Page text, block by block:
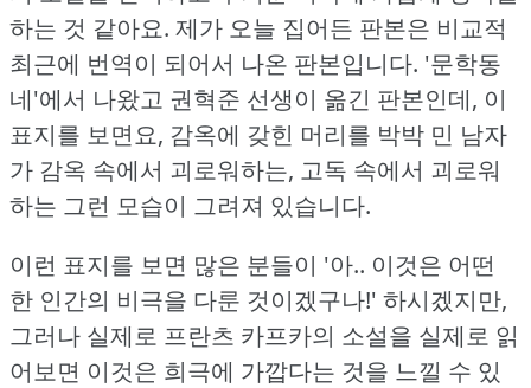
하는 것 같아요. 제가 오늘 집어든 판본은 비교적
최근에 번역이 되어서 나온 판본입니다. '문학동
네'에서 나왔고 권혁준 선생이 옮긴 판본인데, 이
표지를 보면요, 감옥에 갖힌 머리를 박박 민 남자
가 감옥 속에서 괴로워하는, 고독 속에서 괴로워
하는 그런 모습이 그려져 있습니다.
이런 표지를 보면 많은 분들이 '아.. 이것은 어떤
한 인간의 비극을 다룬 것이겠구나!' 하시겠지만,
그러나 실제로 프란츠 카프카의 소설을 실제로 읽
어보면 이것은 희극에 가깝다는 것을 느낄 수 있